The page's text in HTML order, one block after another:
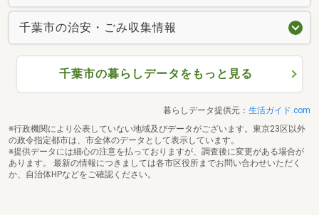
千葉市の治安・ごみ収集情報
千葉市の暮らしデータをもっと見る
暮らしデータ提供元： 生活ガイド.com
※行政機関により公表していない地域及びデータがございます。東京23区以外
の政令指定都市は、市全体のデータとして表示しています。
※提供データには細心の注意を払っておりますが、調査後に変更がある場合が
あります。 最新の情報につきましては各市区役所までお問い合わせいただく
か、自治体HPなどをご確認ください。